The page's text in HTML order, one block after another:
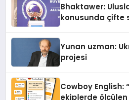
Bhaktawer:
konusunda çifte
Yunan uzman:
projesi
Cowboy English:
ekiplerde